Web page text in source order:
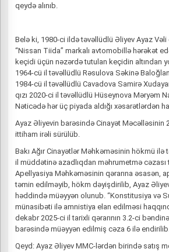
qeydə alınıb.
Belə ki, 1980-ci ildə təvəllüdlü Əliyev Ayaz
“Nissan Tiida” markalı avtomobillə hərəkət
keçidi üçün nəzərdə tutulan keçidin altından
1964-cü il təvəllüdlü Rəsulova Səkinə Baloğlan
1984-cü il təvəllüdlü Cavadova Samirə
qızı 2020-ci il təvəllüdlü Hüseynova Məryəm
Nəticədə hər üç piyada aldığı xəsarətlərdən
Ayaz Əliyevin barəsində Cinayət Məcəlləsinin
ittiham irəli sürülüb.
Bakı Ağır Cinayətlər Məhkəməsinin hökmü
il müddətinə azadlıqdan məhrumetmə cəzası
Apellyasiya Məhkəməsinin qərarına əsasən,
təmin edilməyib, hökm dəyişdirilib, Ayaz
həddində müəyyən olunub. “Konstitusiya və
münasibəti ilə amnistiya elan edilməsi
dekabr 2025-ci il tarixli qərarının 3.2-ci
barəsində müəyyən edilmiş cəza 6 ilə
Qeyd: Ayaz Əliyev MMC-lərdən birində satış